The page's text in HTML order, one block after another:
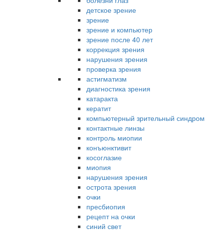
детское зрение
зрение
зрение и компьютер
зрение после 40 лет
коррекция зрения
нарушения зрения
проверка зрения
астигматизм
диагностика зрения
катаракта
кератит
компьютерный зрительный синдром
контактные линзы
контроль миопии
конъюнктивит
косоглазие
миопия
нарушения зрения
острота зрения
очки
пресбиопия
рецепт на очки
синий свет